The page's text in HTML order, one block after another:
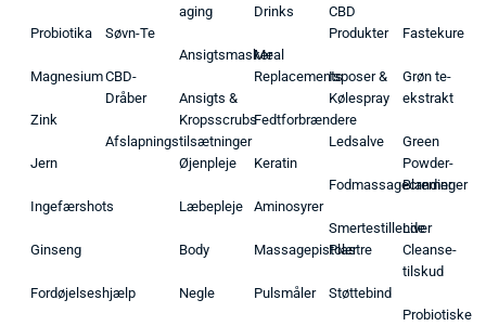
Probiotika
Magnesium
Zink
Jern
Ingefærshots
Ginseng
Fordøjelseshjælp
Søvn-Te
CBD-
Dråber
Afslapningstilsætninger
aging
Ansigtsmasker
Ansigts &
Kropsscrubs
Øjenpleje
Læbepleje
Body
Negle
Drinks
Meal
Replacements
Fedtforbrændere
Keratin
Aminosyrer
Massagepistoler
Pulsmåler
CBD
Produkter
Isposer &
Kølespray
Ledsalve
Fodmassagecremer
Smertestillende
Plastre
Støttebind
Fastekure
Grøn te-
ekstrakt
Green
Powder-
Blandinger
Liver
Cleanse-
tilskud
Probiotiske